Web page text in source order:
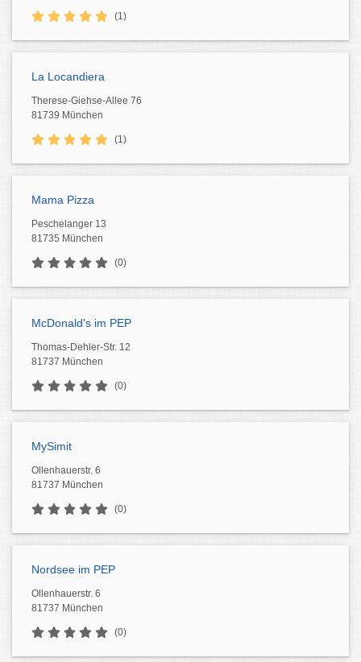
(1)
La Locandiera
Therese-Giehse-Allee 76
81739 München
(1)
Mama Pizza
Peschelanger 13
81735 München
(0)
McDonald's im PEP
Thomas-Dehler-Str. 12
81737 München
(0)
MySimit
Ollenhauerstr. 6
81737 München
(0)
Nordsee im PEP
Ollenhauerstr. 6
81737 München
(0)